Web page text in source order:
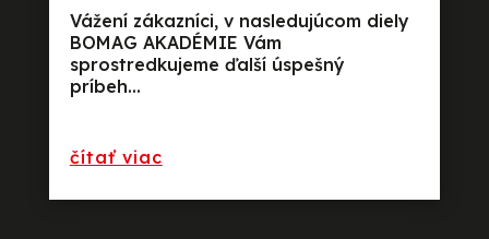
Vážení zákazníci, v nasledujúcom diely
BOMAG AKADÉMIE Vám
sprostredkujeme ďalší úspešný
príbeh...
preèítajte si viac